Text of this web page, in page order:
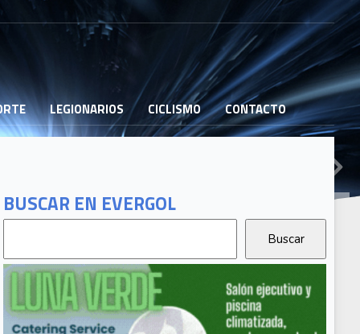
LEGIONARIOS CICLISMO CONTACTO
BUSCAR EN EVERGOL